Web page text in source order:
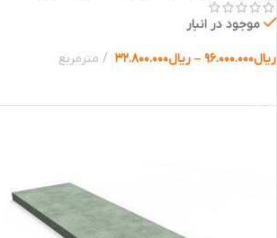
موجود در انبار
ریال۹۶.۰۰۰.۰۰۰ – ریال۳۲.۸۰۰.۰۰۰ مترمربع